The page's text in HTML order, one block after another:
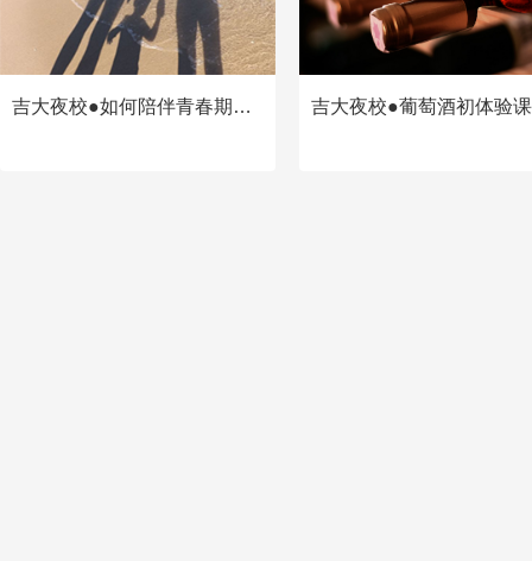
吉大夜校●如何陪伴青春期孩子 —父母成长课堂